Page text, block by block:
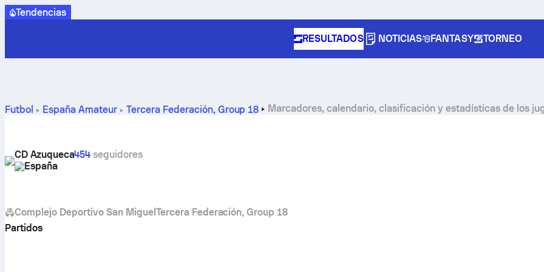
Tendencias
RESULTADOS NOTICIAS FANTASY TORNEO
Futbol EspañaAmateur Tercera Federación, Group 18
Marcadores, calendario, clasificación y estadísticas de los
CD Azuqueca454 seguidores
España
Complejo Deportivo San Miguel Tercera Federación, Group 18
Partidos